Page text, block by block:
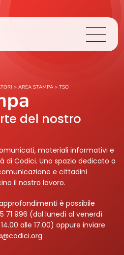
Login
> AREA STAMPA > TSO
del nostro
materiali informativi e
di Codici. Uno spazio dedicato a
e cittadini
il nostro lavoro.
è possibile
71 996 (dal lunedì al venerdì
alle 17.00) oppure inviare